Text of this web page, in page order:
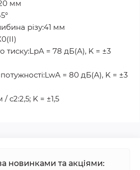
мм
різу:41 мм
тиску:LpA = 78 дБ(А), K = ±3
= 80 дБ(А), K = ±3
/ с2:2,5; K = ±1,5
новинками та акціями: